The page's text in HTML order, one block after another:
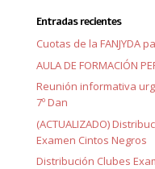
Entradas recientes
Cuotas de la FANJYDA
AULA DE FORMACIÓN
Reunión informativa
7º Dan
(ACTUALIZADO)
Examen Cintos Negros
Distribución Clubes